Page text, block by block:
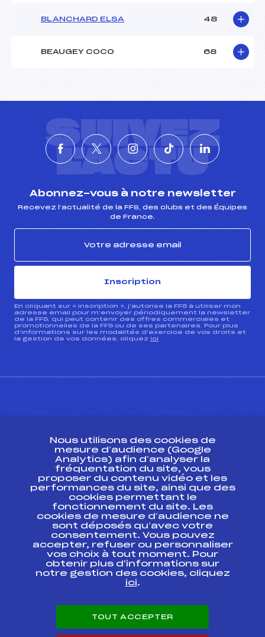
BLANCHARD ELSA 48
BEAUGEY COCO 68
SUIVEZ
L'ACTU
Abonnez-vous à notre newsletter
Recevez l’actualité de la FFS, des clubs et des Équipes
de France.
Inscription
En cliquant sur « inscription », j’autorise la FFS à utiliser mon
adresse email pour m’envoyer périodiquement la newsletter
de la FFS, qui peut contenir des offres commerciales et
promotionnelles de la FFS ou de ses partenaires. Pour plus
d’informations sur les modalités d’exercice de vos droits et
la gestion de vos données, cliquez ici
Ressources
Pass’Neige
Projet sportif fédéral
Projet de performance fédéral
Antidopage
Pôle Développement, Formation, Suivi
Scientifique
Listes ministérielles
Pôle vie de l’athlète
Enseignement professionnel
Carrières
Nous utilisons des cookies de
mesure d’audience (Google
Analytics) afin d’analyser la
fréquentation du site, vous
proposer du contenu vidéo et les
performances du site, ainsi que des
cookies permettant le
fonctionnement du site. Les
cookies de mesure d’audience ne
sont déposés qu’avec votre
consentement. Vous pouvez
accepter, refuser ou personnaliser
vos choix à tout moment. Pour
obtenir plus d'informations sur
notre gestion des cookies, cliquez
ici.
TOUT ACCEPTER